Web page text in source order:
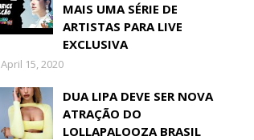
MAIS UMA SÉRIE DE
ARTISTAS PARA LIVE
EXCLUSIVA
April 15, 2020
DUA LIPA DEVE SER NOVA
ATRAÇÃO DO
LOLLAPALOOZA BRASIL